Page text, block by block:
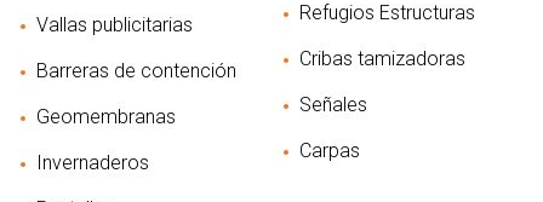
Vallas publicitarias
Barreras de contención
Geomembranas
Invernaderos
Refugios Estructuras
Cribas tamizadoras
Señales
Carpas